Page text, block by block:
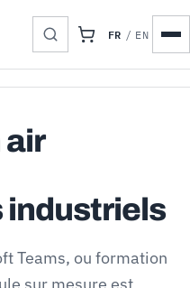
FR / EN
air
industriels
Teams, ou formation